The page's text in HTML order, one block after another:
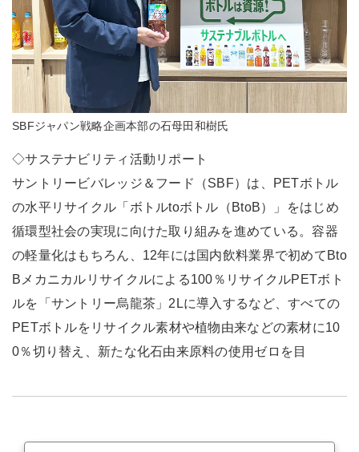
SBFジャパン戦略企画本部の石母田和樹氏
◇サステナビリティ活動リポート
サントリービバレッジ＆フード（SBF）は、PETボトル
の水平リサイクル「ボトルtoボトル（BtoB）」をはじめ
循環型社会の実現に向けた取り組みを進めている。容器
の軽量化はもちろん、12年には国内飲料業界で初めてBto
Bメカニカルリサイクルによる100％リサイクルPETボト
ルを「サントリー烏龍茶」2Lに導入するなど、すべての
PETボトルをリサイクル素材や植物由来などの素材に10
0％切り替え、新たな化石由来原料の使用ゼロを目